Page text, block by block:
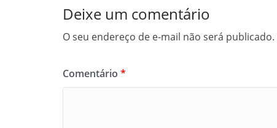
Deixe um comentário
O seu endereço de e-mail não será publicado.
Comentário *